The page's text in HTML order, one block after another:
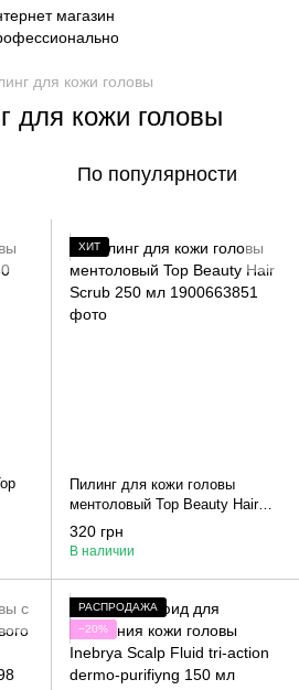
для кожи головы
для кожи головы
По популярности
ХИТ
Пилинг для кожи головы
ментоловый Top Beauty Hair
Scrub 250 мл
320 грн
В наличии
РАСПРОДАЖА
−20%